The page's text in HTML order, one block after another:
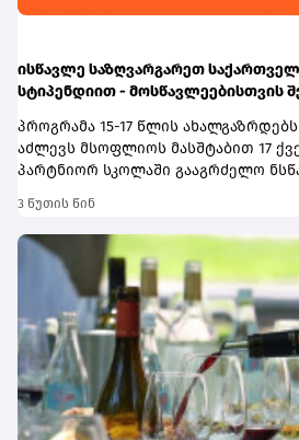
ისწავლე საზღვარგარეთ
სტიპენდიით - მოსწავლეებისთვის
პროგრამა 15-17 წლის
აძლევს მსოფლიოს მასშტაბით 17
პარტნიორ სკოლაში გააგრძელო
რეგისტრაციისთვის ეწვიეთ
ვებგვერდს. ინფორმაციისთვის,
მსოფლიოსკოლები (UWC)
საგანმანათლებლო მოძრაობას
რომლის მიზანია, განათლება
სხვადასხვაერისა და კულტურის
გზითშეუწყოს ხელი მშვიდობიანი
შექმნას. UWC მსოფლიოს
საერთაშორისო სკოლასა დაკოლეჯს
პროგრამის ფარგლებში სწავლება
სხვადასხვა ქვეყანაში, მათ შორის −
3 წუთის წინ